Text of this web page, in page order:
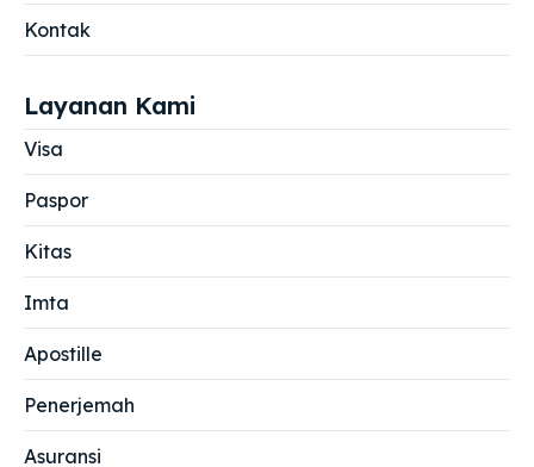
Kontak
Layanan Kami
Visa
Paspor
Kitas
Imta
Apostille
Penerjemah
Asuransi